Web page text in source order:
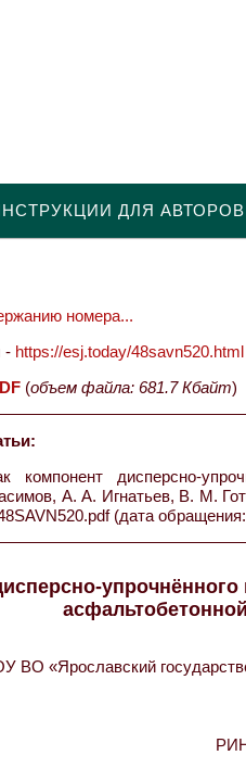
ДЛЯ АВТОРОВ
номера...
- https://esj.today/48savn520.html
(объем файла: 681.7 Кбайт)
дисперсно-
А. А. Игнатьев, В. М.
(дата обращения:
ВО «Ярославский